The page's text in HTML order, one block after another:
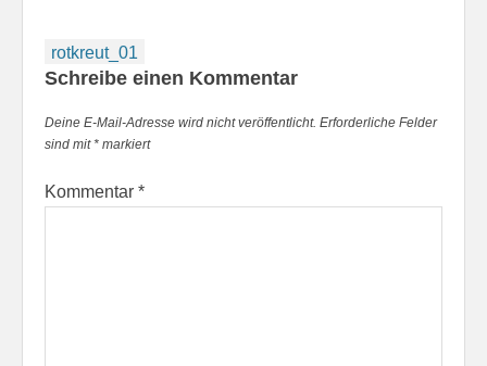
Beitragsnavigation
rotkreut_01
Schreibe einen Kommentar
Deine E-Mail-Adresse wird nicht veröffentlicht. Erforderliche Felder
sind mit* markiert
Kommentar *